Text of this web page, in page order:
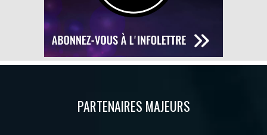
PARTENAIRES MAJEURS